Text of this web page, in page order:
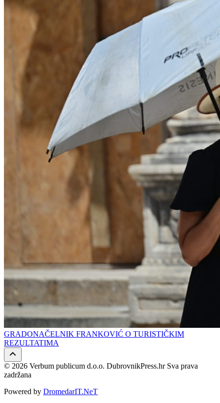
GRADONAČELNIK FRANKOVIĆ O TURISTIČKIM
REZULTATIMA
© 2026 Verbum publicum d.o.o. DubrovnikPress.hr Sva prava
zadržana
Powered by DromedarIT.NeT